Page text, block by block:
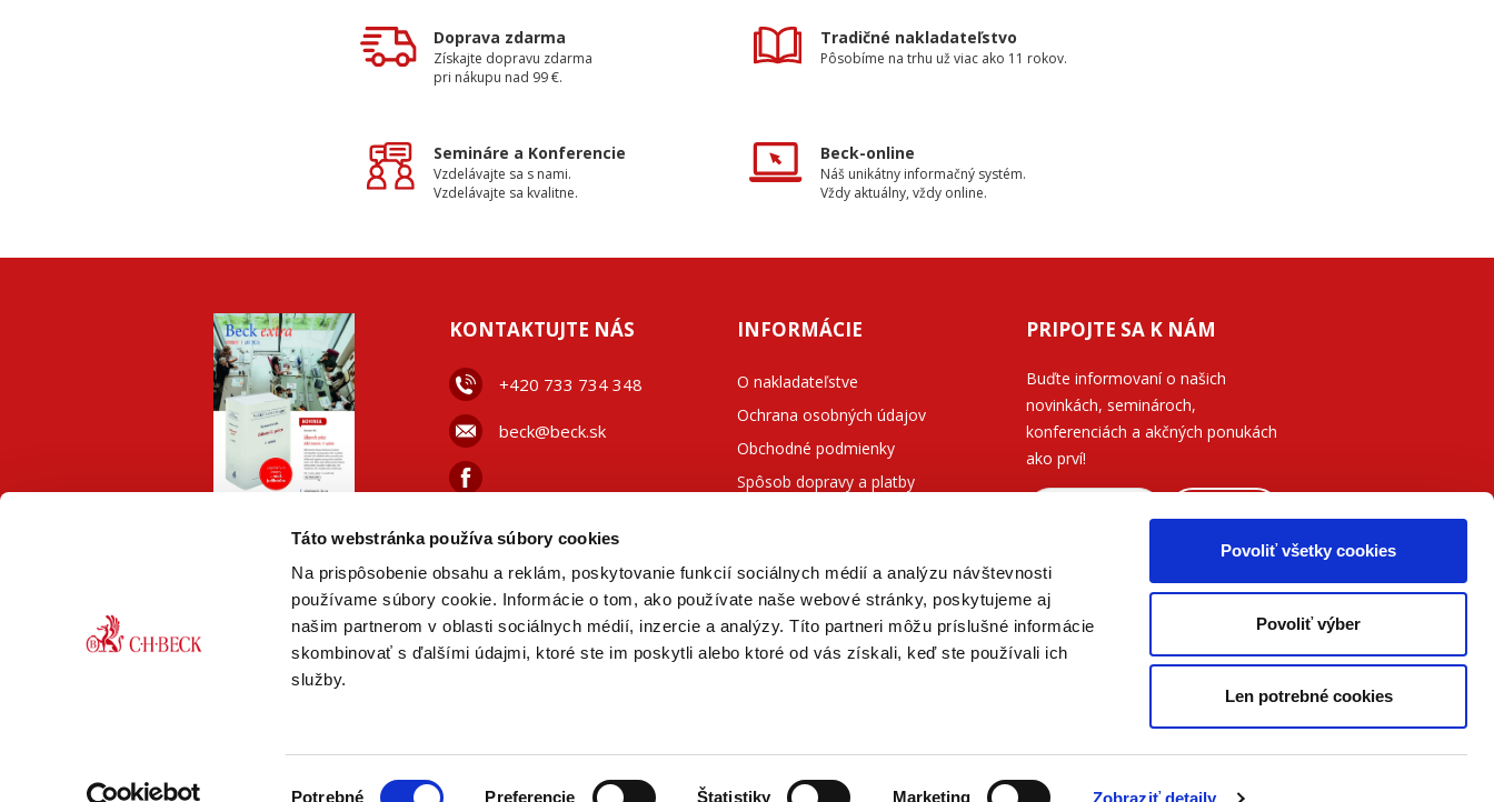
Táto webstránka používa súbory cookies
Na prispôsobenie obsahu a reklám, poskytovanie funkcií sociálnych médií a analýzu návštevnosti
používame súbory cookie. Informácie o tom, ako používate naše webové stránky, poskytujeme aj
našim partnerom v oblasti sociálnych médií, inzercie a analýzy. Títo partneri môžu príslušné informácie
skombinovať s ďalšími údajmi, ktoré ste im poskytli alebo ktoré od vás získali, keď ste používali ich
služby.
Potrebné Preferencie Štatistiky Marketing Zobraziť detaily
Povoliť všetky cookies
Povoliť výber
Len potrebné cookies
Doprava zdarma
Získajte dopravu zdarma
pri nákupu nad 99 €.
Tradičné nakladateľstvo
Pôsobíme na trhu už viac ako 11 rokov.
Semináre a Konferencie
Vzdelávajte sa s nami.
Vzdelávajte sa kvalitne.
Beck-online
Náš unikátny informačný systém.
Vždy aktuálny, vždy online.
PDF
VERZIA
KONTAKTUJTE NÁS
+420 733 734 348
beck@beck.sk
INFORMÁCIE
O nakladateľstve
Ochrana osobných údajov
Obchodné podmienky
Spôsob dopravy a platby
PRIPOJTE SA K NÁM
Buďte informovaní o našich
novinkách, seminároch,
konferenciách a akčných ponukách
ako prví!
Prečítajte si, ako naše nakladateľstvo
nakladá s vašimi
osobnými údajmi.